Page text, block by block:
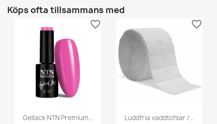
Köps ofta tillsammans med
Gellack NTN Premium...
favorite_border
Luddfria vaddtofsar /...
favorite_border